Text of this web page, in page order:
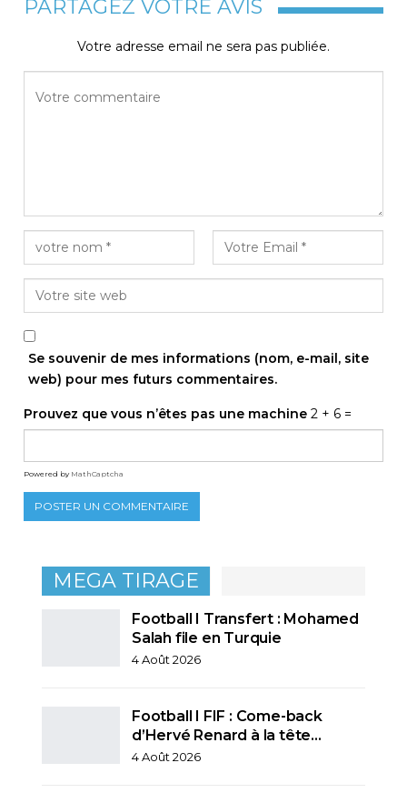
PARTAGEZ VOTRE AVIS
Votre adresse email ne sera pas publiée.
Se souvenir de mes informations (nom, e-mail, site
web) pour mes futurs commentaires.
Prouvez que vous n’êtes pas une machine 2 + 6 =
Powered by MathCaptcha
MEGA TIRAGE
Football I Transfert : Mohamed
Salah file en Turquie
4 Août 2026
Football I FIF : Come-back
d’Hervé Renard à la tête…
4 Août 2026